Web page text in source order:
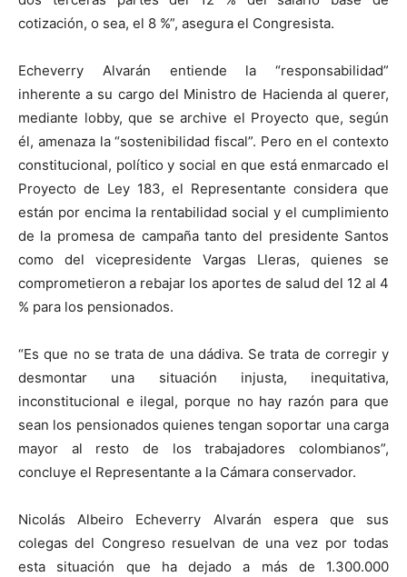
cotización, o sea, el 8 %”, asegura el Congresista.
Echeverry Alvarán entiende la “responsabilidad”
inherente a su cargo del Ministro de Hacienda al querer,
mediante lobby, que se archive el Proyecto que, según
él, amenaza la “sostenibilidad fiscal”. Pero en el contexto
constitucional, político y social en que está enmarcado el
Proyecto de Ley 183, el Representante considera que
están por encima la rentabilidad social y el cumplimiento
de la promesa de campaña tanto del presidente Santos
como del vicepresidente Vargas Lleras, quienes se
comprometieron a rebajar los aportes de salud del 12 al 4
% para los pensionados.
“Es que no se trata de una dádiva. Se trata de corregir y
desmontar una situación injusta, inequitativa,
inconstitucional e ilegal, porque no hay razón para que
sean los pensionados quienes tengan soportar una carga
mayor al resto de los trabajadores colombianos”,
concluye el Representante a la Cámara conservador.
Nicolás Albeiro Echeverry Alvarán espera que sus
colegas del Congreso resuelvan de una vez por todas
esta situación que ha dejado a más de 1.300.000